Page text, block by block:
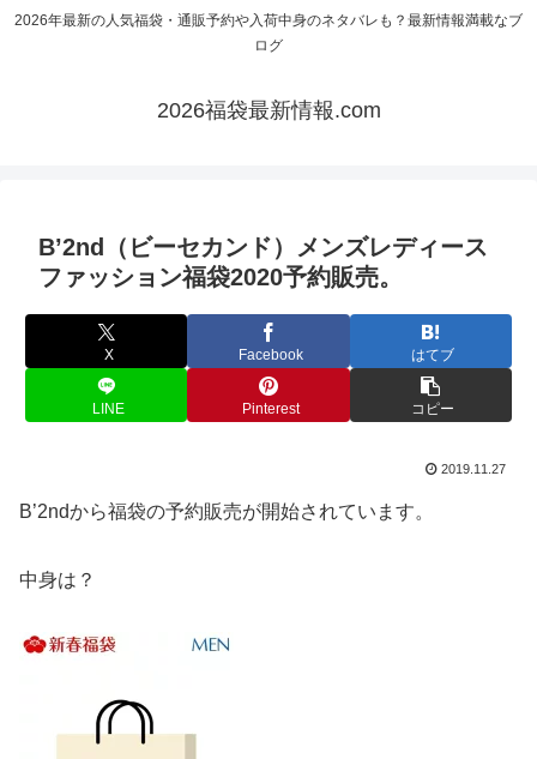
2026年最新の人気福袋・通販予約や入荷中身のネタバレも？最新情報満載なブ
ログ
2026福袋最新情報.com
B’2nd（ビーセカンド）メンズレディース
ファッション福袋2020予約販売。
X Facebook はてブ
LINE Pinterest コピー
2019.11.27
B’2ndから福袋の予約販売が開始されています。
中身は？